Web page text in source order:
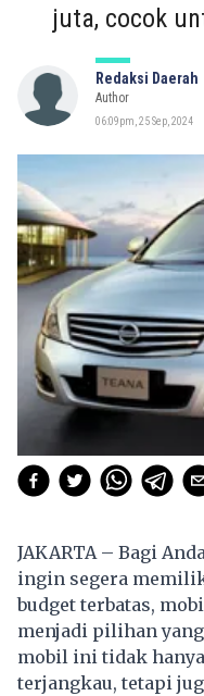
juta, cocok
Redaksi Daerah
Author
06:09pm, 25 Sep, 2024
JAKARTA – Bagi
ingin segera
budget terbatas,
menjadi pilihan
mobil ini tidak
terjangkau, tetapi